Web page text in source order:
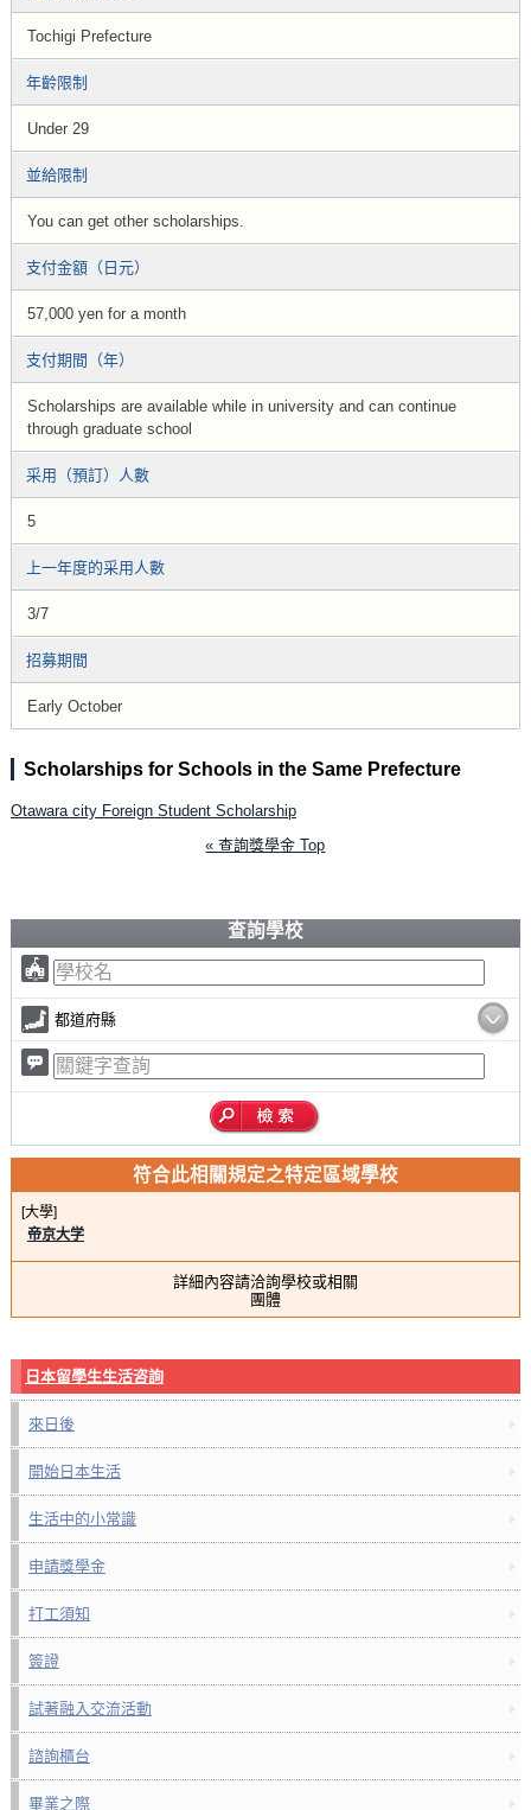
Tochigi Prefecture
年齡限制
Under 29
並給限制
You can get other scholarships.
支付金額（日元）
57,000 yen for a month
支付期間（年）
Scholarships are available while in university and can continue
through graduate school
采用（預訂）人數
5
上一年度的采用人數
3/7
招募期間
Early October
Scholarships for Schools in the Same Prefecture
Otawara city Foreign Student Scholarship
« 查詢獎學金 Top
查詢學校
都道府縣
符合此相關規定之特定區域學校
[大學]
帝京大学
詳細內容請洽詢學校或相關
團體
日本留學生生活咨詢
來日後
開始日本生活
生活中的小常識
申請獎學金
打工須知
簽證
試著融入交流活動
諮詢櫃台
畢業之際